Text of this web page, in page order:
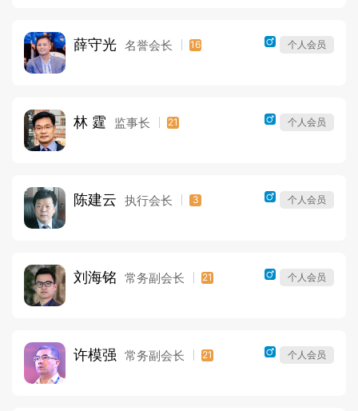
薛守光 名誉会长 16 个人会员
林 霆 监事长 21 个人会员
陈建云 执行会长 3 个人会员
刘海铭 常务副会长 21 个人会员
许模强 常务副会长 21 个人会员